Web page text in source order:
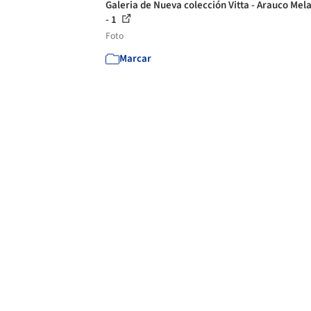
Galeria de Nueva colección Vitta - Arauco
- 1
Foto
Marcar